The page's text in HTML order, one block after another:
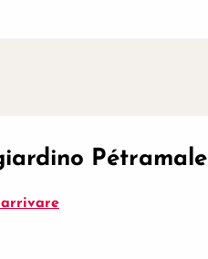
Pétramale
arrivare